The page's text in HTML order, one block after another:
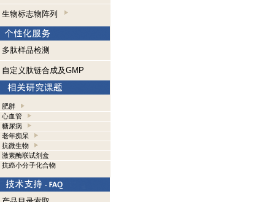
生物标志物阵列
多肽样品检测
自定义肽链合成及GMP
肥胖
心血管
糖尿病
老年痴呆
抗微生物
激素酶联试剂盒
抗癌小分子化合物